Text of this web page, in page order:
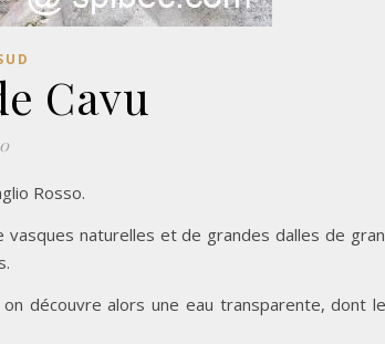
Cavu
Rosso.
vasques naturelles et de grandes dalles de
découvre alors une eau transparente, dont